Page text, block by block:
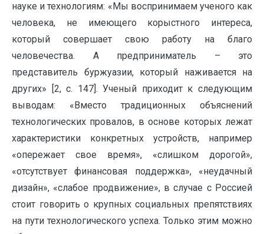
науке и технологиям: «Мы воспринимаем ученого как
человека, не имеющего корыстного интереса,
который совершает свою работу на благо
человечества. А предприниматель – это
представитель буржуазии, который наживается на
других» [2, с. 147]. Ученый приходит к следующим
выводам: «Вместо традиционных объяснений
технологических провалов, в основе которых лежат
характеристики конкретных устройств, например
«опережает свое время», «слишком дорогой»,
«отсутствует финансовая поддержка», «неудачный
дизайн», «слабое продвижение», в случае с Россией
стоит говорить о крупных социальных препятствиях
на пути технологического успеха. Только этим можно